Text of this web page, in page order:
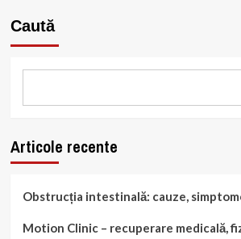
somn
Caută
Articole recente
Obstrucția intestinală: cauze,
Motion Clinic – recuperare medicală,